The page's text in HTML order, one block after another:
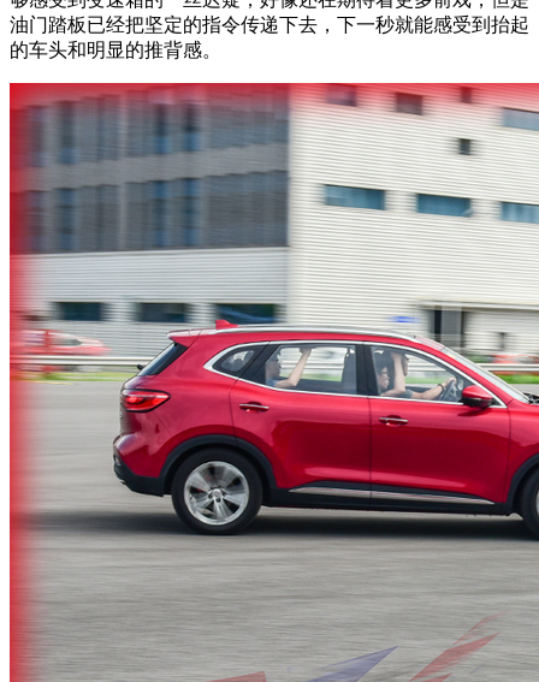
油门踏板已经把坚定的指令传递下去，下一秒就能感受到抬起
的车头和明显的推背感。